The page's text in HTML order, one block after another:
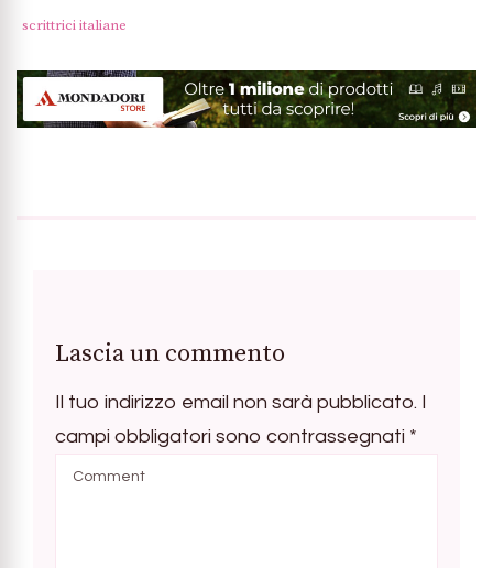
scrittrici italiane
Lascia un commento
Il tuo indirizzo email non sarà pubblicato. I
campi obbligatori sono contrassegnati *